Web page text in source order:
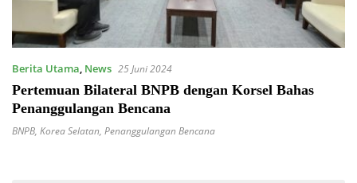
Berita Utama, News 25 Juni 2024
Pertemuan Bilateral BNPB dengan Korsel Bahas
Penanggulangan Bencana
BNPB, Korea Selatan, Penanggulangan Bencana